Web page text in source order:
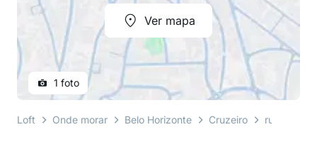
Ver mapa
1 foto
Loft Onde morar Belo Horizonte Cruzeiro rua alfenas